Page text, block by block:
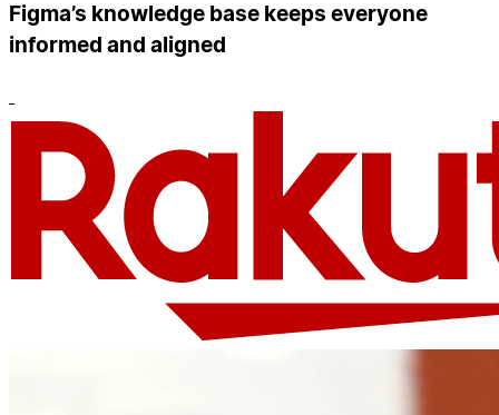
Figma’s knowledge base keeps everyone
informed and aligned